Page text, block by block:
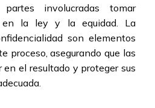
involucradas tomar
en la ley y la equidad. La
son elementos
proceso, asegurando que las
el resultado y proteger sus